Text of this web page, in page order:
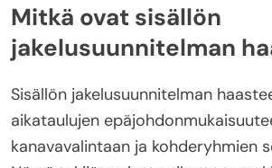
Mitkä ovat sisällön
jakelusuunnitelman
Sisällön jakelusuunnitelman
aikataulujen
kanavavalintaan ja kohderyhmien